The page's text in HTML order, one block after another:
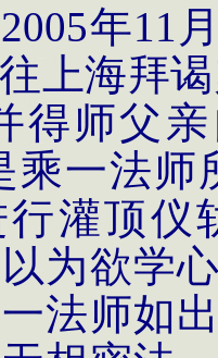
2005年11
上海拜
得师父
乘一法师
灌顶仪
为欲学
法师如